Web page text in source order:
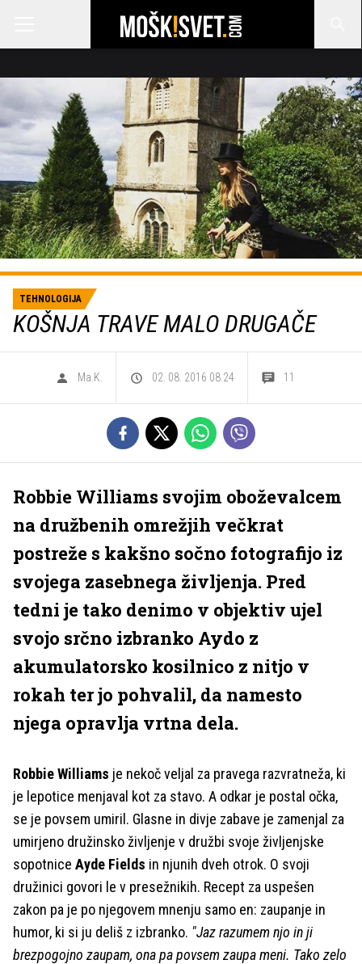
TEHNOLOGIJA
KOŠNJA TRAVE MALO DRUGAČE
Ma.K. 02. 08. 2016 08.24 11
Robbie Williams svojim oboževalcem
na družbenih omrežjih večkrat
postreže s kakšno sočno fotografijo iz
svojega zasebnega življenja. Pred
tedni je tako denimo v objektiv ujel
svojo srčno izbranko Aydo z
akumulatorsko kosilnico z nitjo v
rokah ter jo pohvalil, da namesto
njega opravlja vrtna dela.
Robbie Williams je nekoč veljal za pravega razvratneža, ki
je lepotice menjaval kot za stavo. A odkar je postal očka,
se je povsem umiril. Glasne in divje zabave je zamenjal za
umirjeno družinsko življenje v družbi svoje življenjske
sopotnice Ayde Fields in njunih dveh otrok. O svoji
družinici govori le v presežnikih. Recept za uspešen
zakon pa je po njegovem mnenju samo en: zaupanje in
humor, ki si ju deliš z izbranko. "Jaz razumem njo in ji
brezpogojno zaupam, ona pa povsem zaupa meni. Tako zelo